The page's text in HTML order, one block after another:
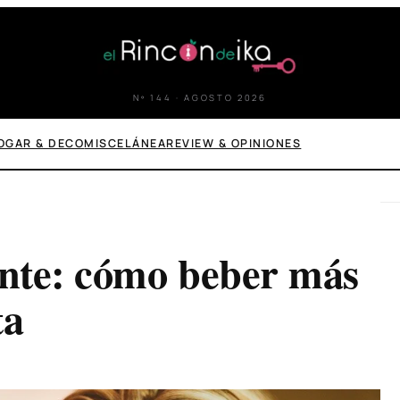
Nº 144 · AGOSTO 2026
& DECOMISCELÁNEAREVIEW & OPINIONES
cómo beber más